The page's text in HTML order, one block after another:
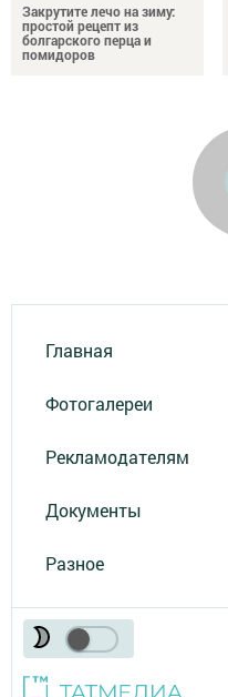
Закрутите лечо на зиму:
простой рецепт из
болгарского перца и
помидоров
Главная
Фотогалереи
Рекламодателям
Документы
Разное